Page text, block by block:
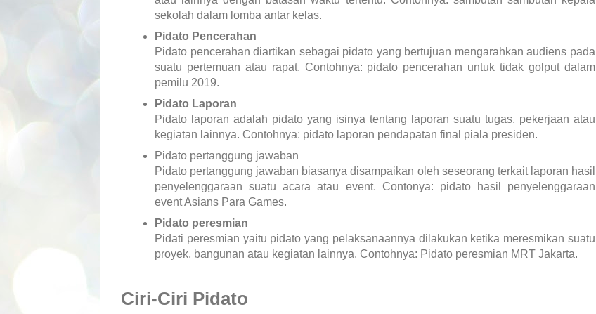
sekolah dalam lomba antar kelas.
Pidato Pencerahan
Pidato pencerahan diartikan sebagai pidato yang bertujuan mengarahkan audiens pada
suatu pertemuan atau rapat. Contohnya: pidato pencerahan untuk tidak golput dalam
pemilu 2019.
Pidato Laporan
Pidato laporan adalah pidato yang isinya tentang laporan suatu tugas, pekerjaan atau
kegiatan lainnya. Contohnya: pidato laporan pendapatan final piala presiden.
Pidato pertanggung jawaban
Pidato pertanggung jawaban biasanya disampaikan oleh seseorang terkait laporan hasil
penyelenggaraan suatu acara atau event. Contonya: pidato hasil penyelenggaraan
event Asians Para Games.
Pidato peresmian
Pidati peresmian yaitu pidato yang pelaksanaannya dilakukan ketika meresmikan suatu
proyek, bangunan atau kegiatan lainnya. Contohnya: Pidato peresmian MRT Jakarta.
Ciri-Ciri Pidato